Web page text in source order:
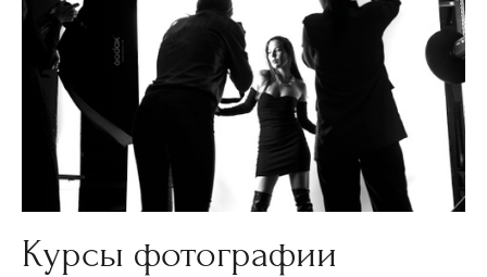
Курсы фотографии